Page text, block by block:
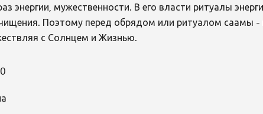
энергии, мужественности. В его власти ритуалы
Поэтому перед обрядом или ритуалом саамы
с Солнцем и Жизнью.